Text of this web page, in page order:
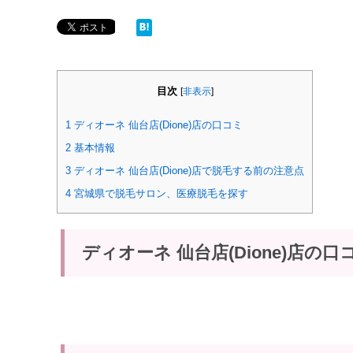
目次 [非表示]
1 ディオーネ 仙台店(Dione)店の口コミ
2 基本情報
3 ディオーネ 仙台店(Dione)店で脱毛する前の注意点
4 宮城県で脱毛サロン、医療脱毛を探す
ディオーネ 仙台店(Dione)店の口